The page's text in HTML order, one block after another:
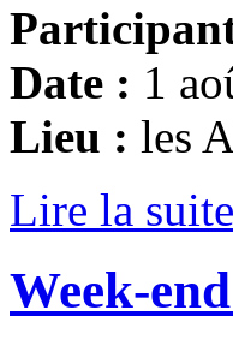
Date : 1
Lieu : les
Lire la
Week-